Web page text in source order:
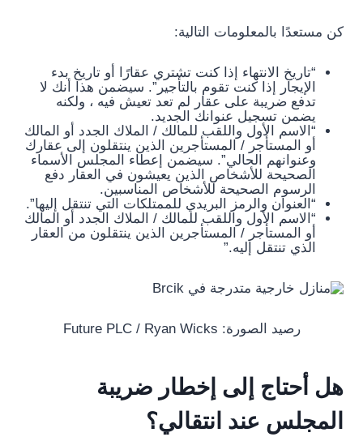
كن مستعدًا بالمعلومات التالية:
“تاريخ الانتهاء إذا كنت تشتري عقارًا أو تاريخ بدء
الإيجار إذا كنت تقوم بالتأجير”. سيضمن هذا أنك لا
تدفع ضريبة على عقار لم تعد تعيش فيه ، ولكنه
يضمن تسجيل عنوانك الجديد.
“الاسم الأول واللقب للمالك / الملاك الجدد أو المالك
أو المستأجر / المستأجرين الذين ينتقلون إلى عقارك
وعنوانهم الحالي”. سيضمن إعطاء المجلس الأسماء
الصحيحة للأشخاص الذين يعيشون في العقار دفع
الرسوم الصحيحة للأشخاص المناسبين.
“العنوان والرمز البريدي للممتلكات التي تنتقل إليها”.
“الاسم الأول واللقب للمالك / الملاك الجدد أو المالك
أو المستأجر / المستأجرين الذين ينتقلون من العقار
الذي تنتقل إليه.”
رصيد الصورة: Future PLC / Ryan Wicks
هل أحتاج إلى إخطار ضريبة
المجلس عند انتقالي؟